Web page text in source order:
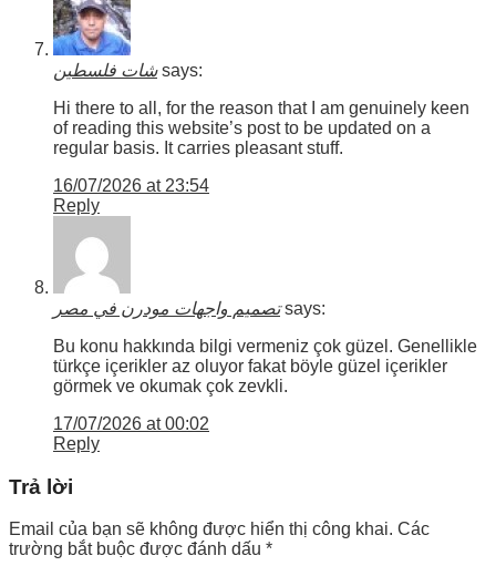
شات فلسطين says:
Hi there to all, for the reason that I am genuinely keen
of reading this website’s post to be updated on a
regular basis. It carries pleasant stuff.
16/07/2026 at 23:54
Reply
تصميم واجهات مودرن في مصر says:
Bu konu hakkında bilgi vermeniz çok güzel. Genellikle
türkçe içerikler az oluyor fakat böyle güzel içerikler
görmek ve okumak çok zevkli.
17/07/2026 at 00:02
Reply
Trả lời
Email của bạn sẽ không được hiển thị công khai. Các
trường bắt buộc được đánh dấu *